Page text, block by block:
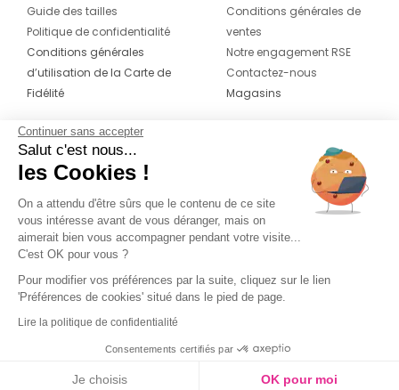
Guide des tailles
Politique de confidentialité
Conditions générales
d’utilisation de la Carte de
Fidélité
Conditions générales de
ventes
Notre engagement RSE
Contactez-nous
Magasins
CONTACT
04 42 20 78 42
Du lundi au jeudi de 8h30 à 16h30 & le
vendredi de 8h30 à 15h30
Continuer sans accepter
Salut c'est nous...
les Cookies !
On a attendu d'être sûrs que le contenu de ce site
vous intéresse avant de vous déranger, mais on
aimerait bien vous accompagner pendant votre visite...
C'est OK pour vous ?
Pour modifier vos préférences par la suite, cliquez sur le lien
'Préférences de cookies' situé dans le pied de page.
Lire la politique de confidentialité
Consentements certifiés par
Je choisis OK pour moi